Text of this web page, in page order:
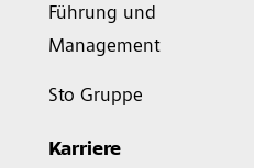
Führung und
Management
Sto Gruppe
Karriere